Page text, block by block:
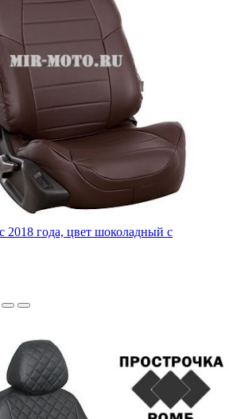
2018 года, цвет шоколадный с